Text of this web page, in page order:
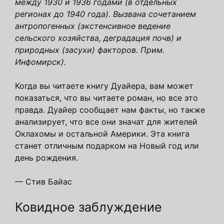
регионах до 1940 года). Вызвана сочетанием
антропогенных (экстенсивное ведение
сельского хозяйства, деградация почв) и
природных (засухи) факторов. Прим.
Инфомирск).
Когда вы читаете книгу Дуайера, вам может
показаться, что вы читаете роман, но все это
правда. Дуайер сообщает нам факты, но также
анализирует, что все они значат для жителей
Оклахомы и остальной Америки. Эта книга
станет отличным подарком на Новый год или
день рождения.
— Стив Байас
Ковидное заблуждение